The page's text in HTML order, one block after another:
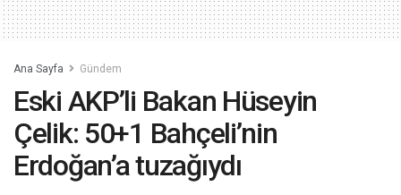
Ana Sayfa Gündem
Eski AKP’li Bakan Hüseyin
Çelik: 50+1 Bahçeli’nin
Erdoğan’a tuzağıydı